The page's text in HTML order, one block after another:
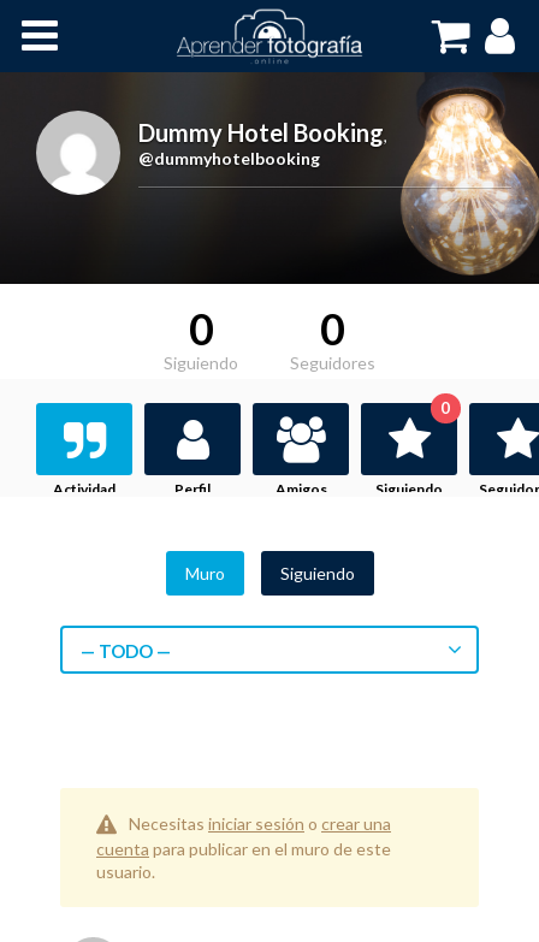
Cursos OnLine
Dummy Hotel Booking,
@dummyhotelbooking
0
Siguiendo
0
Seguidores
Actividad Perfil Amigos Siguiendo
0
Muro Siguiendo
— TODO —
Necesitas iniciar sesión o crear una
cuenta para publicar en el muro de este
usuario.